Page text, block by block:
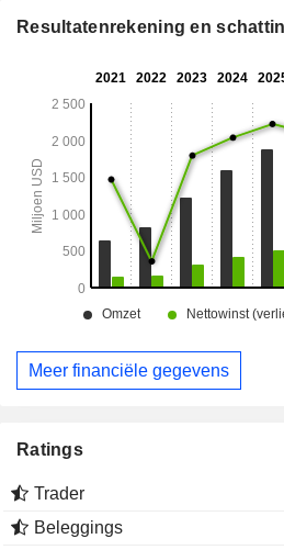
kleine bedrijven,
energieverzekeringen,
binnenvaartverzekeringen,
andere commerciële
gebied van particuliere
hoogwaardige opstal- en
Resultatenrekening en
Meer financiële gegevens
Ratings
Trader
Beleggings